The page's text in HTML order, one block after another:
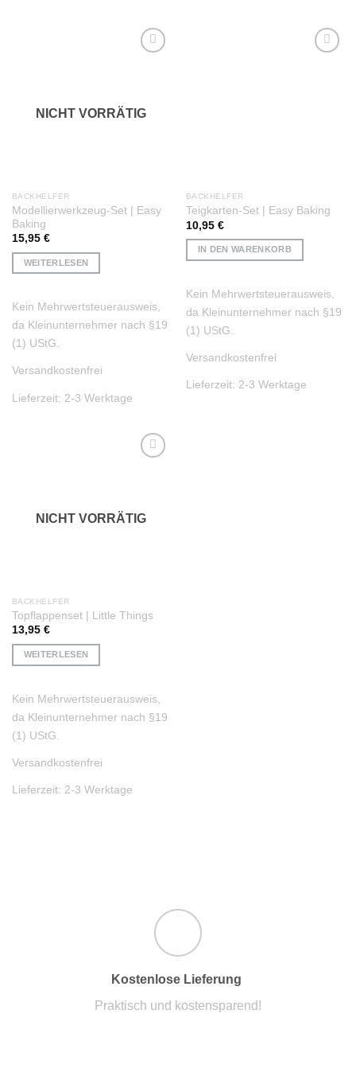
NICHT VORRÄTIG
BACKHELFER
Modellierwerkzeug-Set | Easy
Baking
15,95 €
WEITERLESEN
Kein Mehrwertsteuerausweis,
da Kleinunternehmer nach §19
(1) UStG.
Versandkostenfrei
Lieferzeit: 2-3 Werktage
BACKHELFER
Teigkarten-Set | Easy Baking
10,95 €
IN DEN WARENKORB
Kein Mehrwertsteuerausweis,
da Kleinunternehmer nach §19
(1) UStG.
Versandkostenfrei
Lieferzeit: 2-3 Werktage
NICHT VORRÄTIG
BACKHELFER
Topflappenset | Little Things
13,95 €
WEITERLESEN
Kein Mehrwertsteuerausweis,
da Kleinunternehmer nach §19
(1) UStG.
Versandkostenfrei
Lieferzeit: 2-3 Werktage
Kostenlose Lieferung
Praktisch und kostensparend!